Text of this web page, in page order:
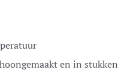
en in stukken